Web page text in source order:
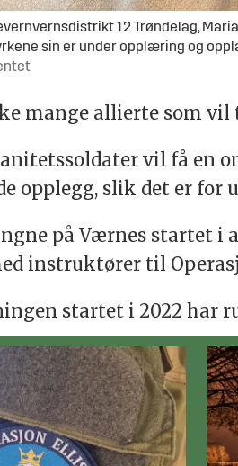
12 Trøndelag,
sin er under opplæring og
mange allierte som vil
vil få en
opplegg, slik det er for
på Værnes startet i
instruktører til
startet i 2022 har